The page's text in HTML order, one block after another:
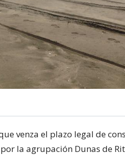
venza el plazo legal de
la agrupación Dunas de